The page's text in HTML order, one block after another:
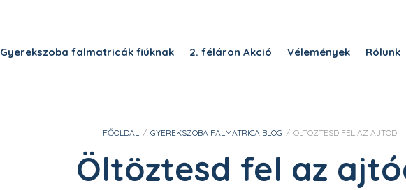
Gyerekszoba falmatricák fiúknak 2. féláron Akció Vélemények Rólunk
FŐOLDAL / GYEREKSZOBA FALMATRICA BLOG / ÖLTÖZTESD FEL AZ AJTÓD
Öltöztesd fel az